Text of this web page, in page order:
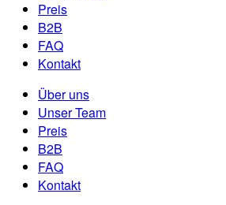
Preis
B2B
FAQ
Kontakt
Über uns
Unser Team
Preis
B2B
FAQ
Kontakt